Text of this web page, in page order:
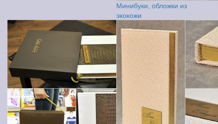
Минибуки, обложки из
экокожи